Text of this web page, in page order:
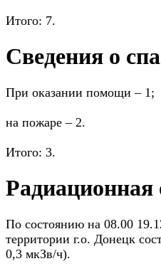
Итого: 7.
Сведения о
При оказании помощи – 1;
на пожаре – 2.
Итого: 3.
Радиационная
По состоянию на 08.00
территории г.о. Донецк
0,3 мкЗв/ч).